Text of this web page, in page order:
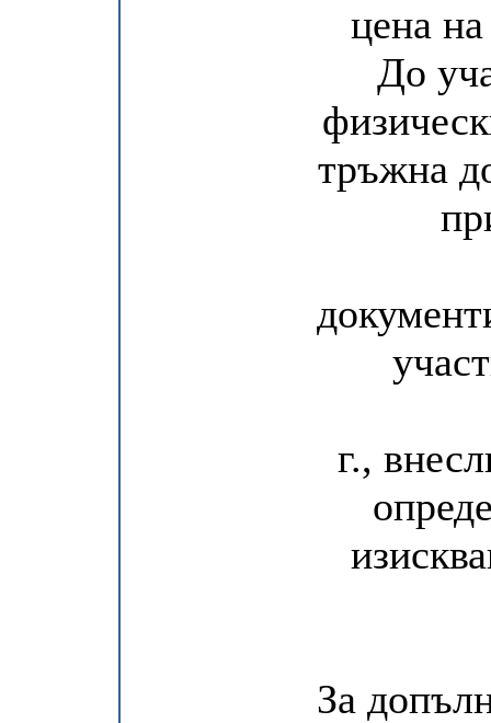
цена
До
тръжна
г.,
За